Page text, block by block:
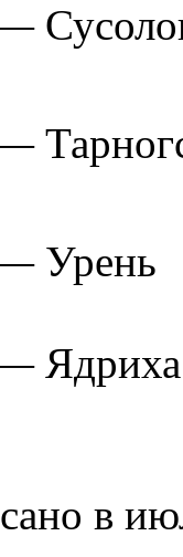
Урень
Ядриха
в